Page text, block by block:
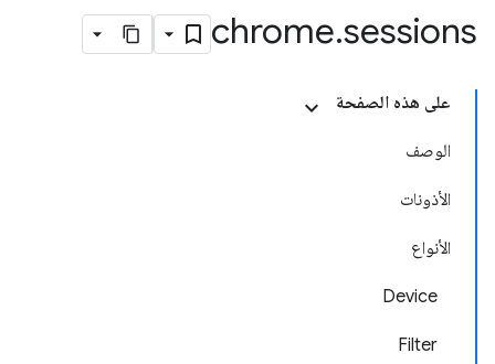
chrome.sessions
على هذه الصفحة
الوصف
الأذونات
الأنواع
Device
Filter